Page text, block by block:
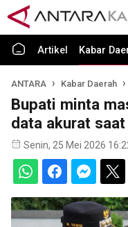
Artikel Kabar
ANTARA Kabar Daerah
Bupati minta
data akurat
Senin, 25 Mei 2026